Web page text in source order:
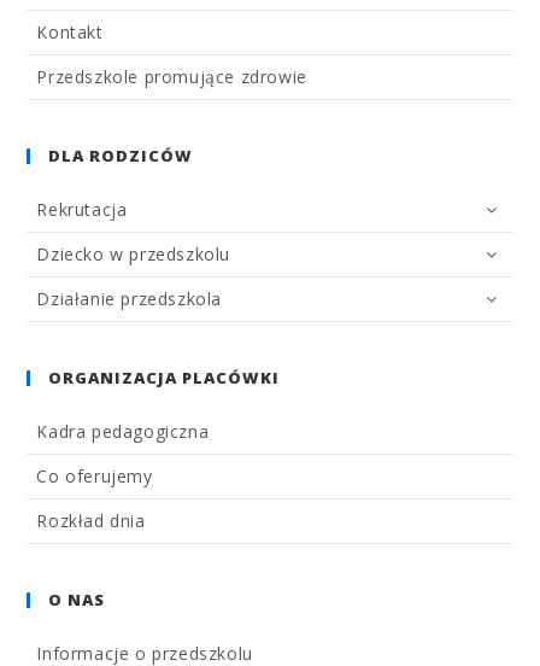
Kontakt
Przedszkole promujące zdrowie
DLA RODZICÓW
Rekrutacja
Dziecko w przedszkolu
Działanie przedszkola
ORGANIZACJA PLACÓWKI
Kadra pedagogiczna
Co oferujemy
Rozkład dnia
O NAS
Informacje o przedszkolu